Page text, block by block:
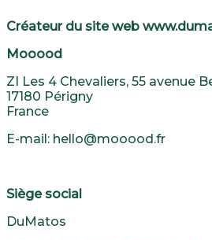
Créateur du site web
Mooood
ZI Les 4 Chevaliers, 55 avenue
17180 Périgny
France
E-mail: hello@mooood.fr
Siège social
DuMatos